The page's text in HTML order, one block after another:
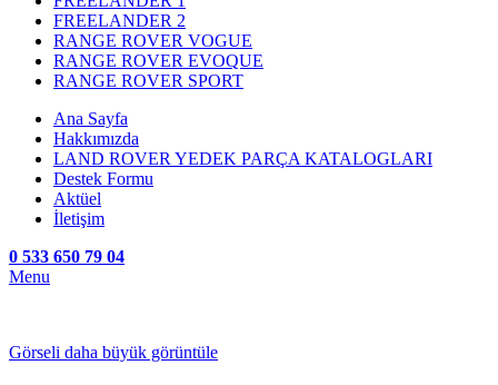
FREELANDER 2
RANGE ROVER VOGUE
RANGE ROVER EVOQUE
RANGE ROVER SPORT
Ana Sayfa
Hakkımızda
LAND ROVER YEDEK PARÇA KATALOGLARI
Destek Formu
Aktüel
İletişim
0 533 650 79 04
Menu
Görseli daha büyük görüntüle